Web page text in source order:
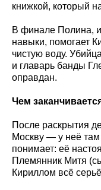
книжкой, который
В финале Полина,
навыки, помогает
чистую воду.
и главарь банды
оправдан.
Чем
После раскрытия
Москву — у неё
понимает: её
Племянник Митя
Кириллом всё